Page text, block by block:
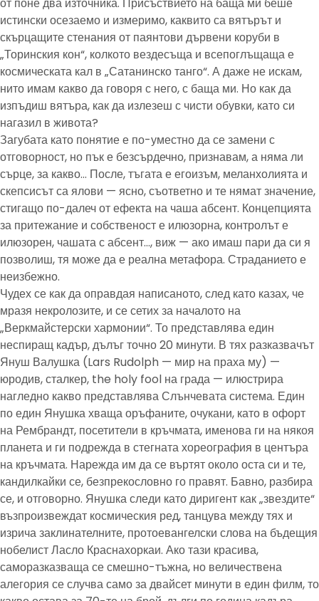
истински осезаемо и измеримо, каквито са вятърът и
скърцащите стенания от паянтови дървени коруби в
„Торинския кон“, колкото вездесъща и всепоглъщаща е
космическата кал в „Сатанинско танго“. А даже не искам,
нито имам какво да говоря с него, с баща ми. Но как да
изпъдиш вятъра, как да излезеш с чисти обувки, като си
нагазил в живота?
Загубата като понятие е по-уместно да се замени с
отговорност, но пък е безсърдечно, признавам, а няма ли
сърце, за какво… После, тъгата е егоизъм, меланхолията и
скепсисът са ялови — ясно, съответно и те нямат значение,
стигащо по-далеч от ефекта на чаша абсент. Концепцията
за притежание и собственост е илюзорна, контролът е
илюзорен, чашата с абсент…, виж — ако имаш пари да си я
позволиш, тя може да е реална метафора. Страданието е
неизбежно.
Чудех се как да оправдая написаното, след като казах, че
мразя некролозите, и се сетих за началото на
„Веркмайстерски хармонии“. То представлява един
неспиращ кадър, дълъг точно 20 минути. В тях разказвачът
Януш Валушка (Lars Rudolph — мир на праха му) —
юродив, сталкер, the holy fool на града — илюстрира
нагледно какво представлява Слънчевата система. Един
по един Янушка хваща оръфаните, очукани, като в офорт
на Рембрандт, посетители в кръчмата, именова ги на някоя
планета и ги подрежда в стегната хореография в центъра
на кръчмата. Нарежда им да се въртят около оста си и те,
кандилкайки се, безпрекословно го правят. Бавно, разбира
се, и отговорно. Янушка следи като диригент как „звездите“
възпроизвеждат космическия ред, танцува между тях и
изрича заклинателните, протоевангелски слова на бъдещия
нобелист Ласло Краснахоркаи. Ако тази красива,
саморазказваща се смешно-тъжна, но величествена
алегория се случва само за двайсет минути в един филм, то